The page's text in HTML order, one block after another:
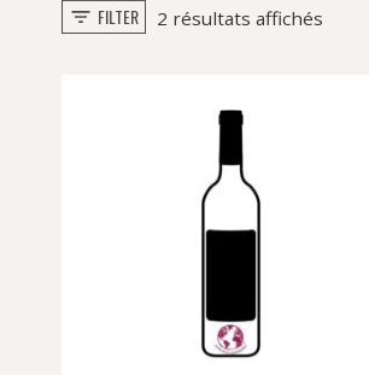
FILTER 2 résultats affichésTrié